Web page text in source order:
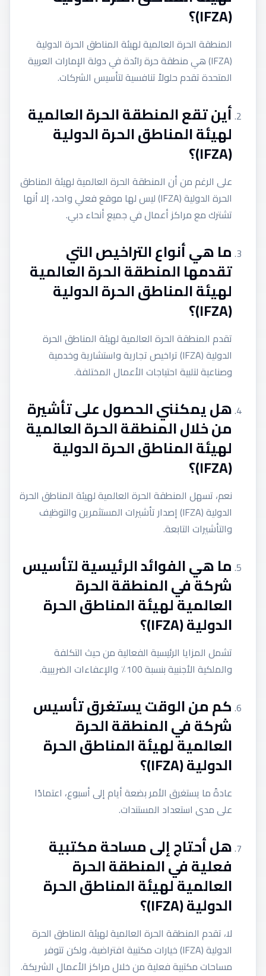
(IFZA)؟
المنطقة الحرة العالمية لهيئة المناطق الحرة الدولية
(IFZA) هي منطقة حرة رائدة في دولة الإمارات العربية
المتحدة تقدم حلولاً تنافسية لتأسيس الشركات.
أين تقع المنطقة الحرة العالمية
لهيئة المناطق الحرة الدولية
(IFZA)؟
على الرغم من أن المنطقة الحرة العالمية لهيئة المناطق
الحرة الدولية (IFZA) ليس لها موقع فعلي واحد، إلا أنها
تشترك مع مراكز أعمال في جميع أنحاء دبي.
ما هي أنواع التراخيص التي
تقدمها المنطقة الحرة العالمية
لهيئة المناطق الحرة الدولية
(IFZA)؟
تقدم المنطقة الحرة العالمية لهيئة المناطق الحرة
الدولية (IFZA) تراخيص تجارية واستشارية وخدمية
وصناعية لتلبية احتياجات الأعمال المختلفة.
هل يمكنني الحصول على تأشيرة
من خلال المنطقة الحرة العالمية
لهيئة المناطق الحرة الدولية
(IFZA)؟
نعم، تسهل المنطقة الحرة العالمية لهيئة المناطق الحرة
الدولية (IFZA) إصدار تأشيرات المستثمرين والتوظيف
والتأشيرات التابعة.
ما هي الفوائد الرئيسية لتأسيس
شركة في المنطقة الحرة
العالمية لهيئة المناطق الحرة
الدولية (IFZA)؟
تشمل المزايا الرئيسية الفعالية من حيث التكلفة
والملكية الأجنبية بنسبة 100٪ والإعفاءات الضريبية.
كم من الوقت يستغرق تأسيس
شركة في المنطقة الحرة
العالمية لهيئة المناطق الحرة
الدولية (IFZA)؟
عادةً ما يستغرق الأمر بضعة أيام إلى أسبوع، اعتمادًا
على مدى استعداد المستندات.
هل أحتاج إلى مساحة مكتبية
فعلية في المنطقة الحرة
العالمية لهيئة المناطق الحرة
الدولية (IFZA)؟
لا، تقدم المنطقة الحرة العالمية لهيئة المناطق الحرة
الدولية (IFZA) خيارات مكتبية افتراضية، ولكن تتوفر
مساحات مكتبية فعلية من خلال مراكز الأعمال الشريكة.